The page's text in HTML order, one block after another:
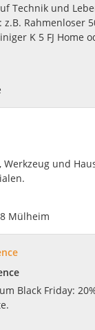
Technik und
Rahmenloser
K 5 FJ Home
Werkzeug und
Mülheim
Black Friday: